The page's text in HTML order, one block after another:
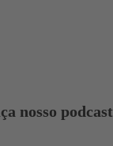
nosso podcast